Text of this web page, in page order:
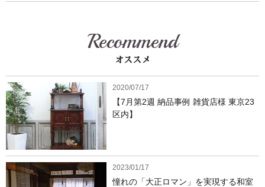
Recommend
オススメ
2020/07/17
【7月第2週 納品事例 雑貨店様 東京23
区内】
2023/01/17
憧れの「大正ロマン」を実現する和室